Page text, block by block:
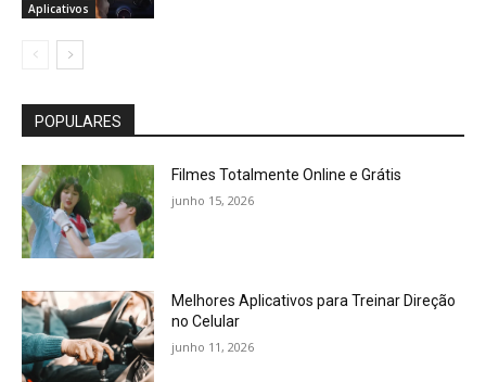
Aplicativos
POPULARES
Filmes Totalmente Online e Grátis
junho 15, 2026
Melhores Aplicativos para Treinar Direção
no Celular
junho 11, 2026